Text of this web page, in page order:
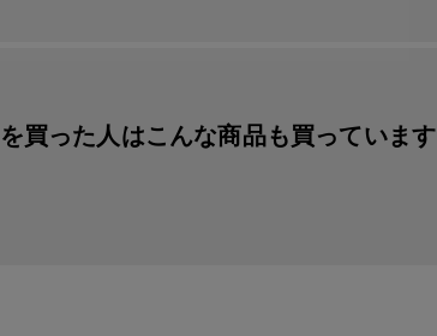
買った人はこんな商品も買っています